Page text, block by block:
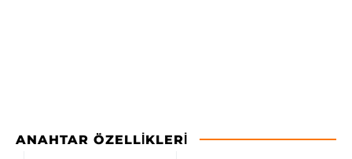
ANAHTAR ÖZELLIKLERI